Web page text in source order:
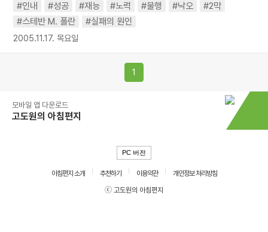
#인내 #성공 #재능 #노력 #불행 #낙오
#2막
#스테반 M. 폴란
#실패의 원인
2005.11.17. 목요일
1
모바일 앱 다운로드
고도원의 아침편지
PC 버전
아침편지 소개 추천하기 이용약관
개인정보 처리방침
ⓒ 고도원의 아침편지